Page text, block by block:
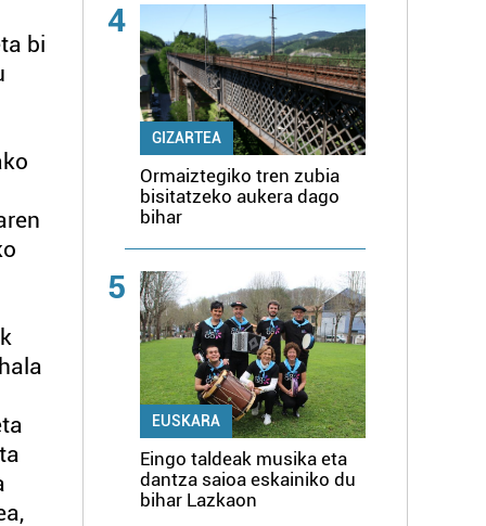
bi
4
GIZARTEA
Ormaiztegiko tren zubia
bisitatzeko aukera dago
bihar
5
EUSKARA
Eingo taldeak musika eta
dantza saioa eskainiko du
bihar Lazkaon